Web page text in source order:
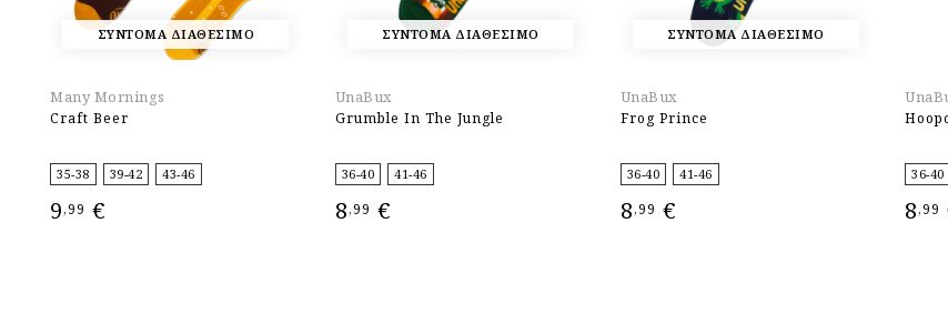
ΣΥΝΤΟΜΑ ΔΙΑΘΕΣΙΜΟ
Many Mornings
Craft Beer
35-38 39-42 43-46
9,99 €
ΣΥΝΤΟΜΑ ΔΙΑΘΕΣΙΜΟ
UnaBux
Grumble In The Jungle
36-40 41-46
8,99 €
ΣΥΝΤΟΜΑ ΔΙΑΘΕΣΙΜΟ
UnaBux
Frog Prince
36-40 41-46
8,99 €
36-40
8,99